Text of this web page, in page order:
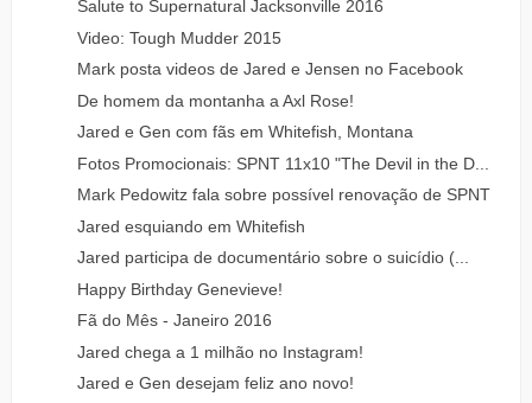
Salute to Supernatural Jacksonville 2016
Video: Tough Mudder 2015
Mark posta videos de Jared e Jensen no Facebook
De homem da montanha a Axl Rose!
Jared e Gen com fãs em Whitefish, Montana
Fotos Promocionais: SPNT 11x10 "The Devil in the D...
Mark Pedowitz fala sobre possível renovação de SPNT
Jared esquiando em Whitefish
Jared participa de documentário sobre o suicídio (...
Happy Birthday Genevieve!
Fã do Mês - Janeiro 2016
Jared chega a 1 milhão no Instagram!
Jared e Gen desejam feliz ano novo!